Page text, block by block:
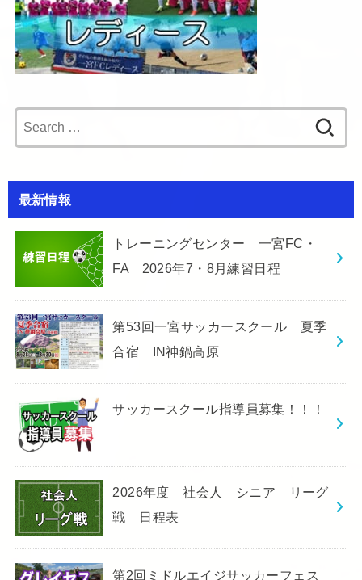
for:
最新情報
トレーニングセンター 一宮FC・
FA 2026年7・8月練習日程
第53回一宮サッカースクール 夏季
合宿 IN神鍋高原
サッカースクール指導員募集！！！
2026年度 社会人 シニア リーグ
戦 日程表
第2回ミドルエイジサッカーフェス